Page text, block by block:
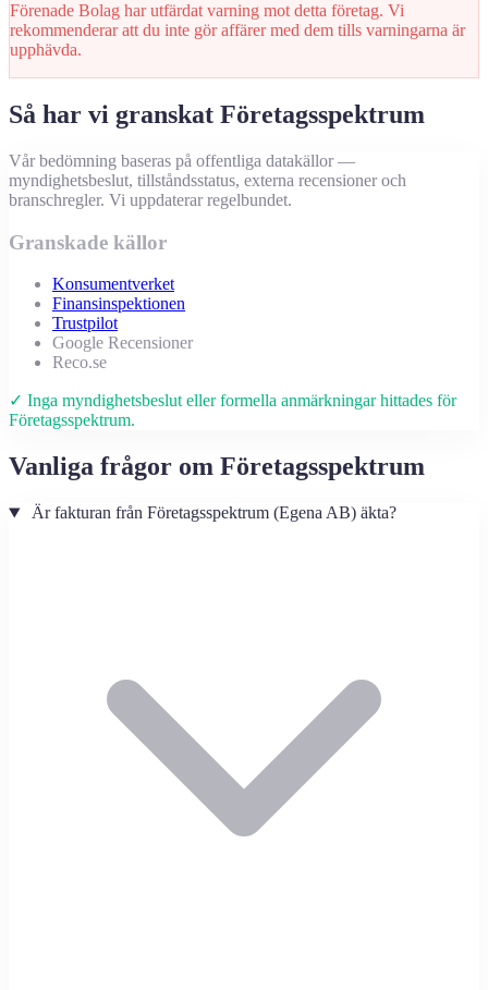
Förenade Bolag har utfärdat varning mot detta företag. Vi
rekommenderar att du inte gör affärer med dem tills varningarna är
upphävda.
Så har vi granskat Företagsspektrum
Vår bedömning baseras på offentliga datakällor —
myndighetsbeslut, tillståndsstatus, externa recensioner och
branschregler. Vi uppdaterar regelbundet.
Granskade källor
Konsumentverket
Finansinspektionen
Trustpilot
Google Recensioner
Reco.se
✓ Inga myndighetsbeslut eller formella anmärkningar hittades för
Företagsspektrum.
Vanliga frågor om Företagsspektrum
Är fakturan från Företagsspektrum (Egena AB) äkta?